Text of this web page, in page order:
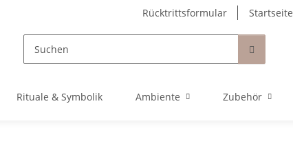
Rücktrittsformular Startseite
Rituale & Symbolik Ambiente Zubehör